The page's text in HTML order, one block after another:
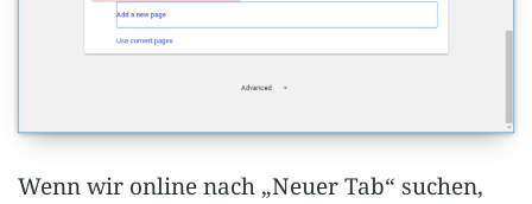
Wenn wir online nach „Neuer Tab“ suchen,